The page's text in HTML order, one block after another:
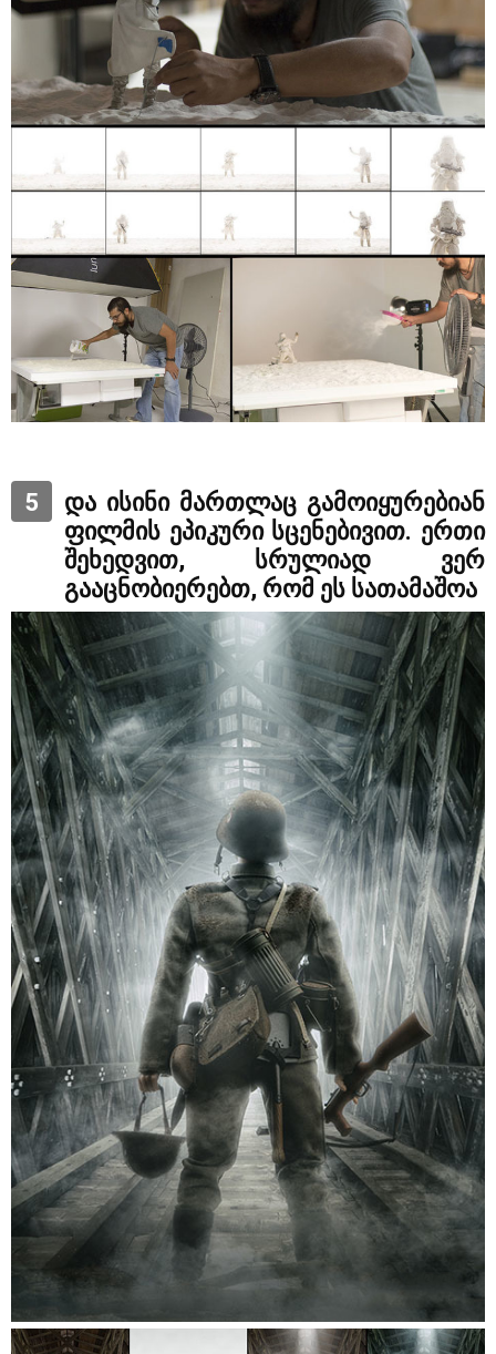
5
და ისინი მართლაც გამოიყურებიან
ფილმის ეპიკური სცენებივით. ერთი
შეხედვით, სრულიად ვერ
გააცნობიერებთ, რომ ეს სათამაშოა